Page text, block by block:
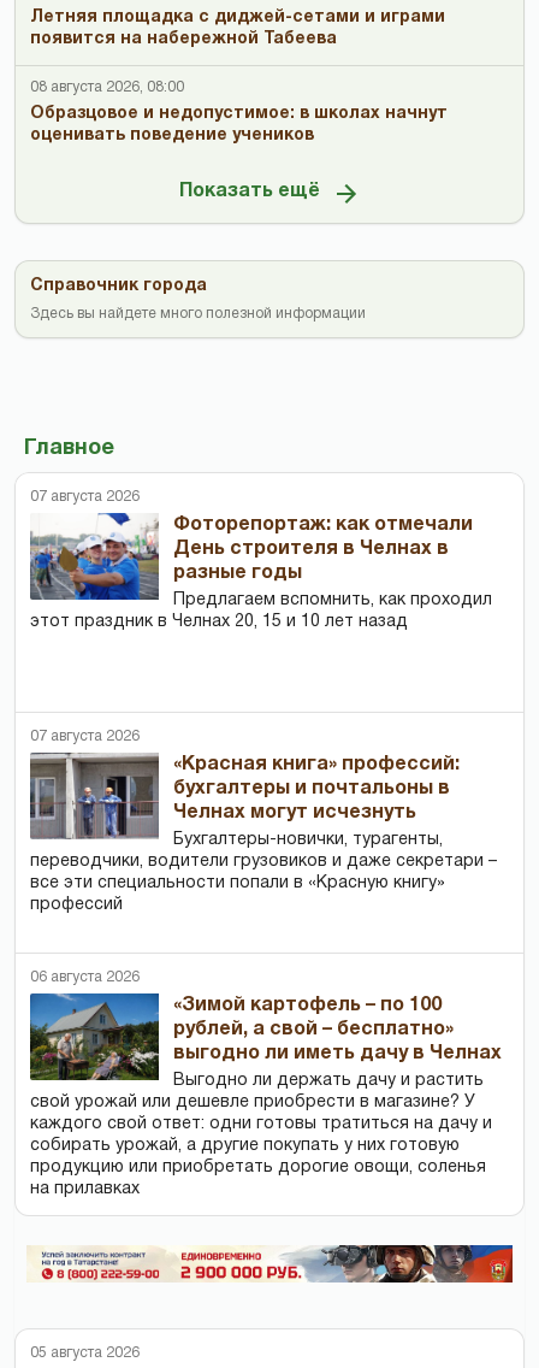
Летняя площадка с диджей-сетами и играми
появится на набережной Табеева
08 августа 2026, 08:00
Образцовое и недопустимое: в школах начнут
оценивать поведение учеников
Показать ещё
Справочник города
Здесь вы найдете много полезной информации
Главное
07 августа 2026
Фоторепортаж: как отмечали
День строителя в Челнах в
разные годы
Предлагаем вспомнить, как проходил
этот праздник в Челнах 20, 15 и 10 лет назад
07 августа 2026
«Красная книга» профессий:
бухгалтеры и почтальоны в
Челнах могут исчезнуть
Бухгалтеры-новички, тур­агенты,
переводчики, водители грузовиков и даже секретари –
все эти специальности попали в «Красную книгу»
профессий
06 августа 2026
«Зимой картофель – по 100
рублей, а свой – бесплатно»
выгодно ли иметь дачу в Челнах
Выгодно ли держать дачу и растить
свой урожай или дешевле приобрести в магазине? У
каждого свой ответ: одни готовы тратиться на дачу и
собирать урожай, а другие покупать у них готовую
продукцию или приобретать дорогие овощи, соленья
на прилавках
05 августа 2026